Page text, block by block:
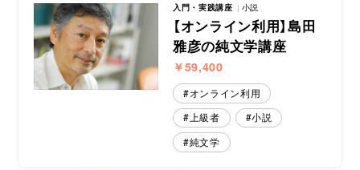
オンライン課題提出
入門・実践講座 小説
【オンライン利用】島田
雅彦の純文学講座
￥59,400
オンライン利用
上級者
小説
純文学